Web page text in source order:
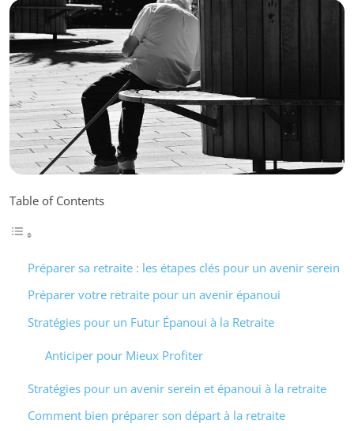
Table of Contents
Préparer sa retraite : les étapes clés pour un avenir serein
Préparer votre retraite pour un avenir épanoui
Stratégies pour un Futur Épanoui à la Retraite
Anticiper pour Mieux Profiter
Stratégies pour un avenir serein et épanoui à la retraite
Comment bien préparer son départ à la retraite